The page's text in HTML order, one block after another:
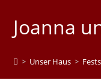
Joanna
> Unser Haus >